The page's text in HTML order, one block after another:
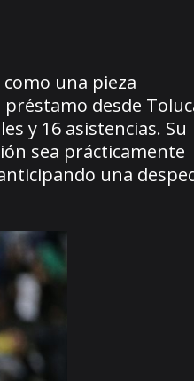
una pieza
desde
y 16 asistencias. Su
sea prácticamente
una